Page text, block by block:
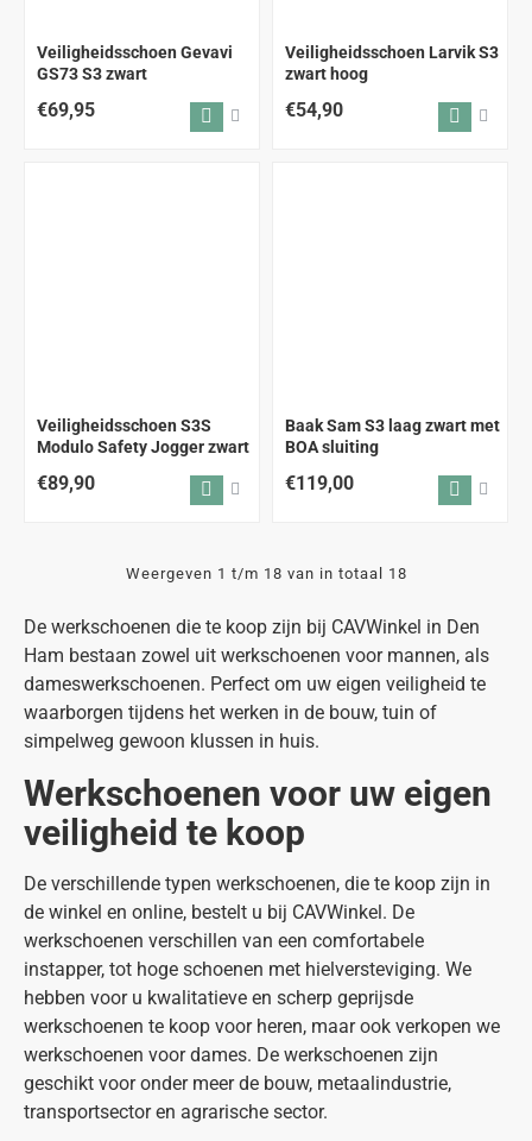
De werkschoenen die te koop zijn bij CAVWinkel in Den
Ham bestaan zowel uit werkschoenen voor mannen, als
dameswerkschoenen. Perfect om uw eigen veiligheid te
waarborgen tijdens het werken in de bouw, tuin of
simpelweg gewoon klussen in huis.
Werkschoenen voor uw eigen
veiligheid te koop
De verschillende typen werkschoenen, die te koop zijn in
de winkel en online, bestelt u bij CAVWinkel. De
werkschoenen verschillen van een comfortabele
instapper, tot hoge schoenen met hielversteviging. We
hebben voor u kwalitatieve en scherp geprijsde
werkschoenen te koop voor heren, maar ook verkopen we
werkschoenen voor dames. De werkschoenen zijn
geschikt voor onder meer de bouw, metaalindustrie,
transportsector en agrarische sector.
Veiligheidsschoen Gevavi
GS73 S3 zwart
€69,95
Veiligheidsschoen Larvik S3
zwart hoog
€54,90
Veiligheidsschoen S3S
Modulo Safety Jogger zwart
€89,90
Baak Sam S3 laag zwart met
BOA sluiting
€119,00
Weergeven 1 t/m 18 van in totaal 18